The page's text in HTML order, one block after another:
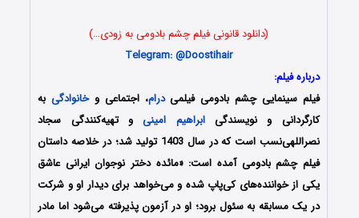
(دانلود قانونی فیلم چشم بادومی به زودی…)
Telegram: @Doostihair
درباره فیلم:
فیلم سینمایی چشم بادومی فیلمیدرام، اجتماعی وخانوادگیبه
کارگردانی و نویسندگیابراهیم امینیو تهیه‌کنندگی سجاد
نصراللهی‌نسب است که در سال 1403 تولید شد؛ در خلاصه داستان
فیلم چشم بادومی آمده است: «مائده دختر نوجوان ایرانی عاشق
یکی از خواننده‌های کی‌پاپ شده و می‌خواهد برای دیدار او و شرکت
در یک مسابقه به سئول برود؛ او در آزمون پذیرفته می‌شود اما مادر